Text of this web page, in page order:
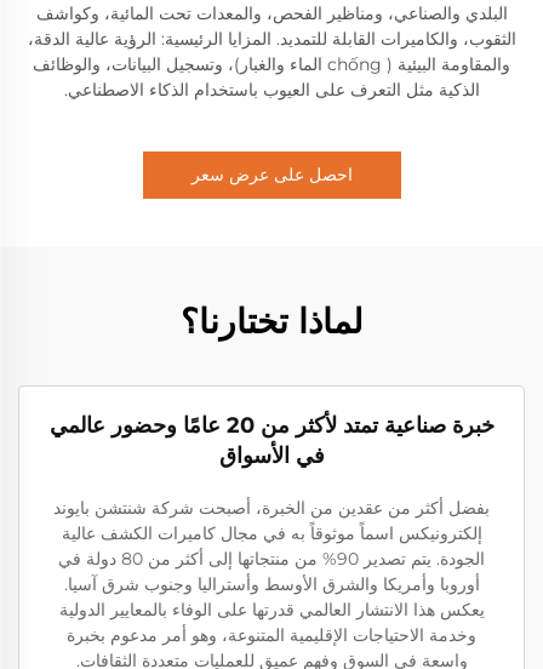
البلدي والصناعي، ومناظير الفحص، والمعدات تحت المائية، وكواشف
الثقوب، والكاميرات القابلة للتمديد. المزايا الرئيسية: الرؤية عالية الدقة،
والمقاومة البيئية ( chống الماء والغبار)، وتسجيل البيانات، والوظائف
الذكية مثل التعرف على العيوب باستخدام الذكاء الاصطناعي.
احصل على عرض سعر
لماذا تختارنا؟
خبرة صناعية تمتد لأكثر من 20 عامًا وحضور عالمي
في الأسواق
بفضل أكثر من عقدين من الخبرة، أصبحت شركة شنتشن بايوند
إلكترونيكس اسماً موثوقاً به في مجال كاميرات الكشف عالية
الجودة. يتم تصدير 90% من منتجاتها إلى أكثر من 80 دولة في
أوروبا وأمريكا والشرق الأوسط وأستراليا وجنوب شرق آسيا.
يعكس هذا الانتشار العالمي قدرتها على الوفاء بالمعايير الدولية
وخدمة الاحتياجات الإقليمية المتنوعة، وهو أمر مدعوم بخبرة
واسعة في السوق وفهم عميق للعمليات متعددة الثقافات.